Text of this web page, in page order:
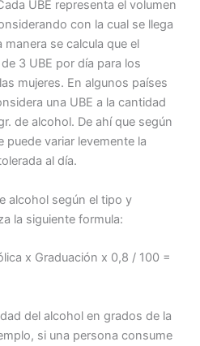
UBE representa el volumen
con la cual se llega
se calcula que el
3 UBE por día para los
mujeres. En algunos países
una UBE a la cantidad
de alcohol. De ahí que según
puede variar levemente la
al día.
alcohol según el tipo y
la siguiente formula:
x Graduación x 0,8 / 100 =
del alcohol en grados de la
si una persona consume